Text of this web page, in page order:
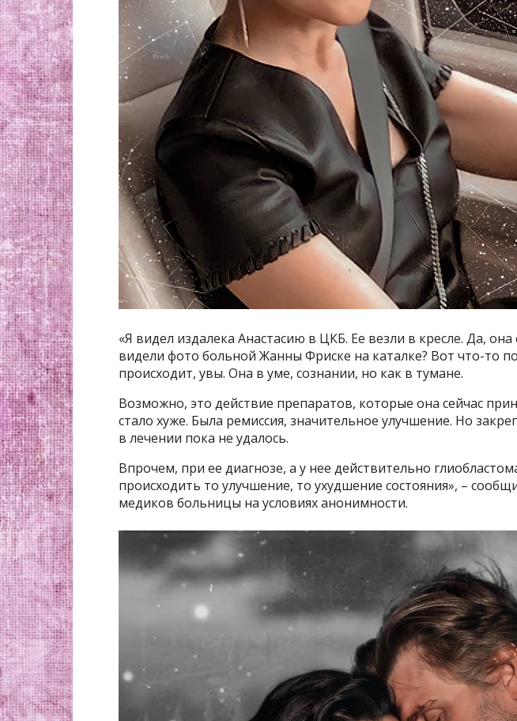
«Я видел издалека Анастасию в ЦКБ. Ее везли в кресле. Да,
видели фото больной Жанны Фриске на каталке? Вот что-то
происходит, увы. Она в уме, сознании, но как в тумане.
Возможно, это действие препаратов, которые она сейчас
стало хуже. Была ремиссия, значительное улучшение. Но
в лечении пока не удалось.
Впрочем, при ее диагнозе, а у нее действительно
происходить то улучшение, то ухудшение состояния», –
медиков больницы на условиях анонимности.